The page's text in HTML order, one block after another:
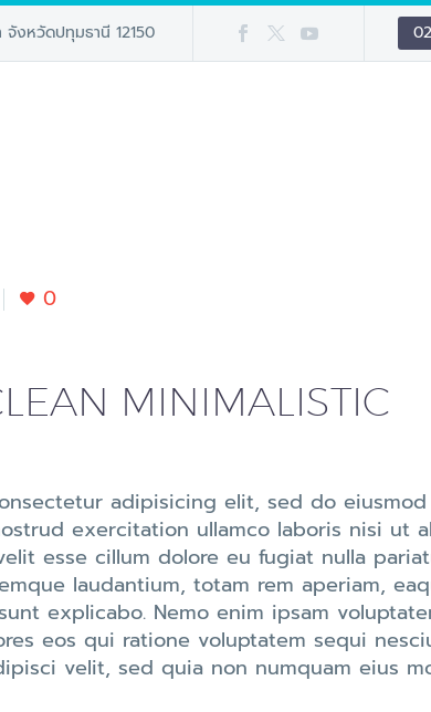
จังหวัดปทุมธานี 12150
0
MINIMALISTIC
adipisicing elit, sed do
exercitation ullamco laboris nisi ut
esse cillum dolore eu fugiat nulla
laudantium, totam rem aperiam,
explicabo. Nemo enim ipsam
eos qui ratione voluptatem sequi
velit, sed quia non numquam eius